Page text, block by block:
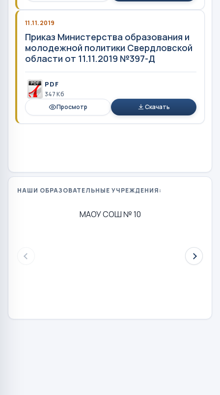
11.11.2019
Приказ Министерства образования и
молодежной политики Свердловской
области от 11.11.2019 №397-Д
PDF
347 Кб
Просмотр
Скачать
НАШИ ОБРАЗОВАТЕЛЬНЫЕ УЧРЕЖДЕНИЯ:
МАОУ СОШ № 10